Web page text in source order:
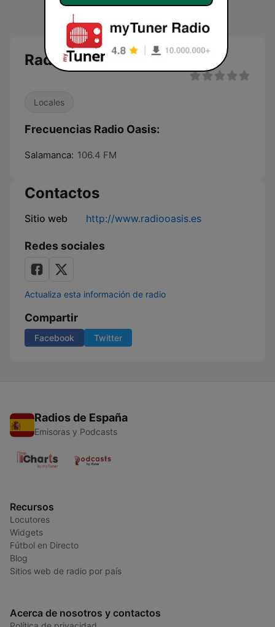
Radio Oasis en directo
Locales
Frecuencias Radio Oasis:
Salamanca: 106.4 FM
Contactos
Sitio web http://www.radiooasis.es
Redes sociales
Actualiza esta información de radio
Compartir
Facebook Twitter
Radios de España
Emisoras y Podcasts
Recursos
Locutores
Widgets
Fútbol en Directo
Blog
Sitios web de radio por país
Acerca de nosotros y contactos